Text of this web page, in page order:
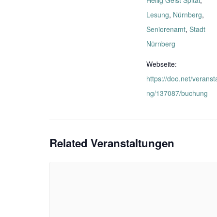
Lesung, Nürnberg,
Seniorenamt, Stadt
Nürnberg
Webseite:
https://doo.net/
ng/137087/buchung
Related Veranstaltungen